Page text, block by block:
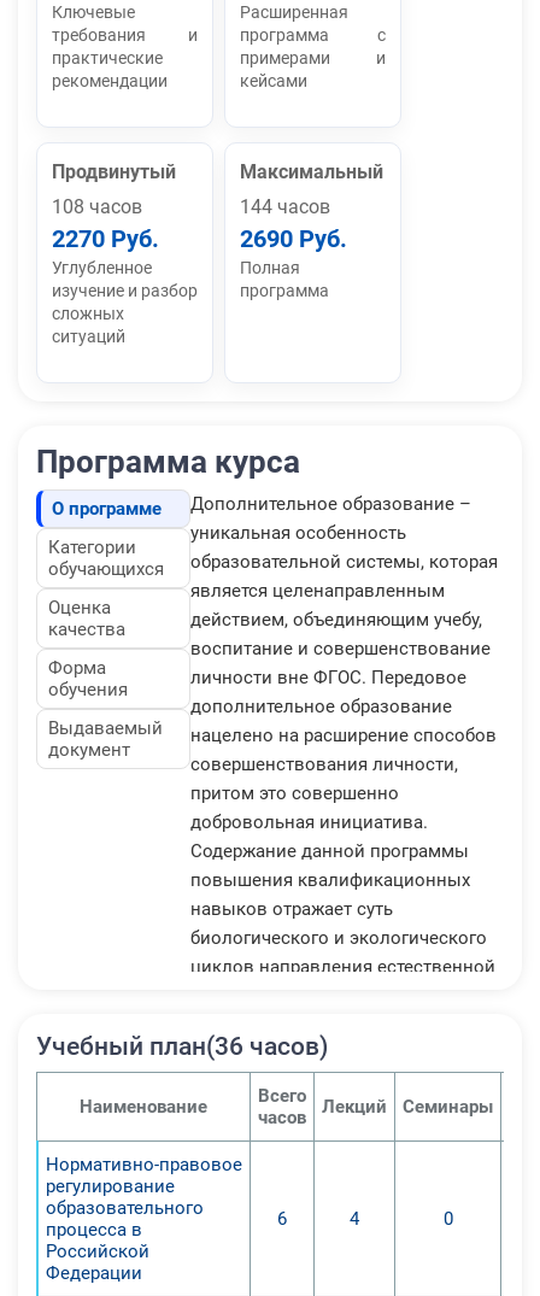
Ключевые
требования и
практические
рекомендации
Расширенная
программа с
примерами и
кейсами
Продвинутый
108 часов
2270 Руб.
Углубленное
изучение и разбор
сложных
ситуаций
Максимальный
144 часов
2690 Руб.
Полная
программа
Программа курса
О программе
Категории
обучающихся
Оценка
качества
Форма
обучения
Выдаваемый
документ
Дополнительное образование –
уникальная особенность
образовательной системы, которая
является целенаправленным
действием, объединяющим учебу,
воспитание и совершенствование
личности вне ФГОС. Передовое
дополнительное образование
нацелено на расширение способов
совершенствования личности,
притом это совершенно
добровольная инициатива.
Содержание данной программы
повышения квалификационных
навыков отражает суть
биологического и экологического
циклов направления естественной
детей, содержит нюансы
программы в рамках стандартов
общего образования, а также
учебной подготовки по
Помимо теоретических знаний и
Учебный план(36 часов)
Наименование
Всего
часов
Лекций Семинары
Нормативно-правовое
регулирование
образовательного
процесса в
Российской
Федерации
6 4 0